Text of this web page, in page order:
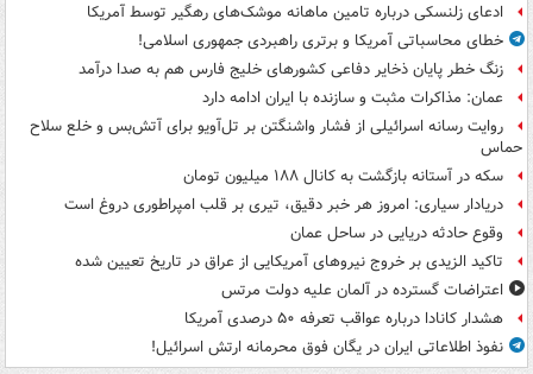
ادعای زلنسکی درباره تامین ماهانه موشک‌های رهگیر توسط آمریکا
خطای محاسباتی آمریکا و برتری راهبردی جمهوری اسلامی!
زنگ خطر پایان ذخایر دفاعی کشورهای خلیج فارس هم به صدا درآمد
عمان: مذاکرات مثبت و سازنده با ایران ادامه دارد
روایت رسانه اسرائیلی از فشار واشنگتن بر تل‌آویو برای آتش‌بس و خلع سلاح
حماس
سکه در آستانه بازگشت به کانال ۱۸۸ میلیون تومان
دریادار سیاری: امروز هر خبر دقیق، تیری بر قلب امپراطوری دروغ است
وقوع حادثه دریایی در ساحل عمان
تاکید الزیدی بر خروج نیروهای آمریکایی از عراق در تاریخ تعیین شده
اعتراضات گسترده در آلمان علیه دولت مرتس
هشدار کانادا درباره عواقب تعرفه ۵۰ درصدی آمریکا
نفوذ اطلاعاتی ایران در یگان فوق محرمانه ارتش اسرائیل!